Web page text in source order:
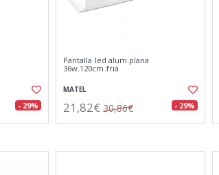
- 29%
Pantalla led alum.plana
36w.120cm.fria
MATEL
21,82€ 30,86€ - 29%